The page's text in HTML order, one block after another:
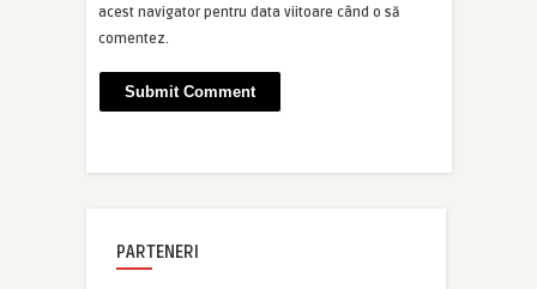
acest navigator pentru data viitoare când o să
comentez.
PARTENERI